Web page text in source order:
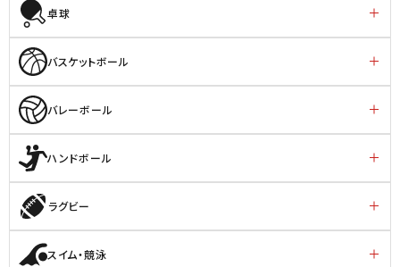
卓球
バスケットボール
バレーボール
ハンドボール
ラグビー
スイム・競泳